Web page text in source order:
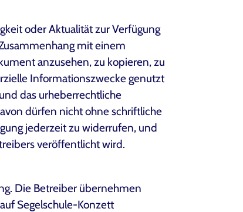
oder Aktualität zur Verfügung
mit einem
anzusehen, zu kopieren, zu
Informationszwecke genutzt
das urheberrechtliche
dürfen nicht ohne schriftliche
jederzeit zu widerrufen, und
veröffentlicht wird.
Die Betreiber übernehmen
Segelschule-Konzett